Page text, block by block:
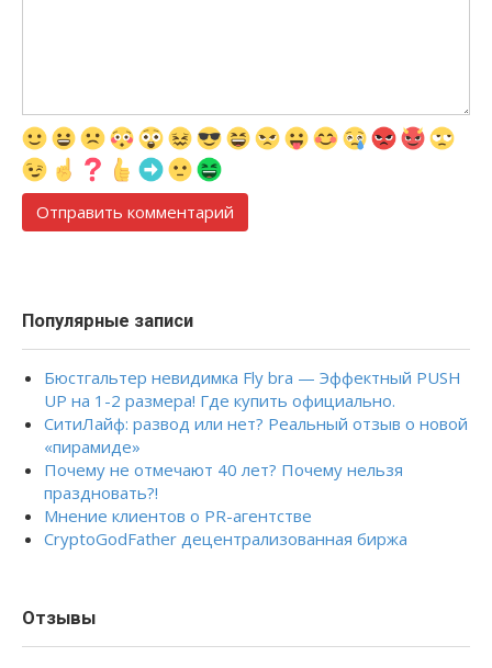
Популярные записи
Бюстгальтер невидимка Fly bra — Эффектный PUSH
UP на 1-2 размера! Где купить официально.
СитиЛайф: развод или нет? Реальный отзыв о новой
«пирамиде»
Почему не отмечают 40 лет? Почему нельзя
праздновать?!
Мнение клиентов о PR-агентстве
CryptoGodFather децентрализованная биржа
Отзывы